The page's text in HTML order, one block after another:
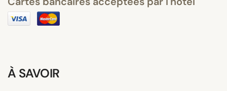
À SAVOIR